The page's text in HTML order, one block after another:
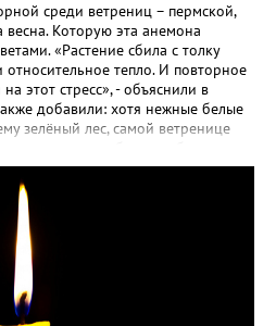
среди ветрениц – пермской,
весна. Которую эта анемона
«Растение сбила с толку
тепло. И повторное
этот стресс», - объяснили в
добавили: хотя нежные белые
зелёный лес, самой ветренице